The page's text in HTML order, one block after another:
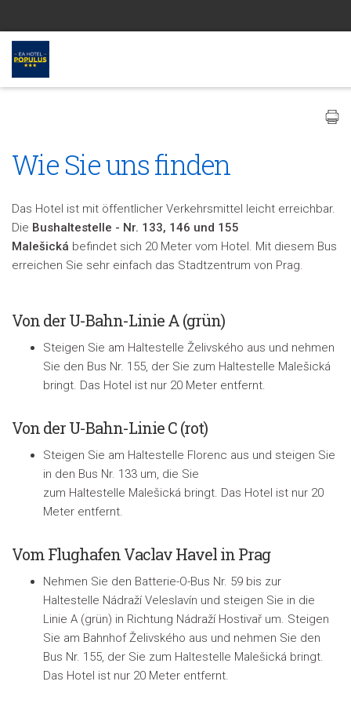
Wie Sie uns finden
Das Hotel ist mit öffentlicher Verkehrsmittel leicht erreichbar.
Die Bushaltestelle - Nr. 133, 146 und 155
Malešická befindet sich 20 Meter vom Hotel. Mit diesem Bus
erreichen Sie sehr einfach das Stadtzentrum von Prag.
Von der U-Bahn-Linie A (grün)
Steigen Sie am Haltestelle Želivského aus und nehmen
Sie den Bus Nr. 155, der Sie zum Haltestelle Malešická
bringt. Das Hotel ist nur 20 Meter entfernt.
Von der U-Bahn-Linie C (rot)
Steigen Sie am Haltestelle Florenc aus und steigen Sie
in den Bus Nr. 133 um, die Sie
zum Haltestelle Malešická bringt. Das Hotel ist nur 20
Meter entfernt.
Vom Flughafen Vaclav Havel in Prag
Nehmen Sie den Batterie-O-Bus Nr. 59 bis zur
Haltestelle Nádraží Veleslavín und steigen Sie in die
Linie A (grün) in Richtung Nádraží Hostivař um. Steigen
Sie am Bahnhof Želivského aus und nehmen Sie den
Bus Nr. 155, der Sie zum Haltestelle Malešická bringt.
Das Hotel ist nur 20 Meter entfernt.